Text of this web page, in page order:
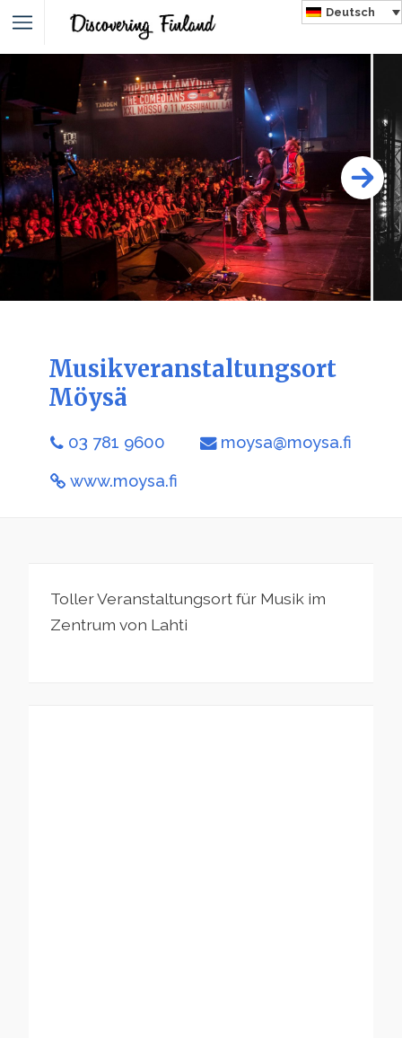
Deutsch
Musikveranstaltungsort
Möysä
03 781 9600 moysa@moysa.fi
www.moysa.fi
Toller Veranstaltungsort für Musik im
Zentrum von Lahti